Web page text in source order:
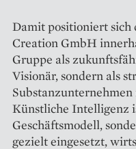
Damit positioniert sich
Creation GmbH
Gruppe als
Visionär, sondern als
Künstliche Intelligenz
Geschäftsmodell,
gezielt eingesetzt,